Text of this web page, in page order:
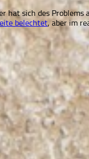
hat sich des
belechtet, aber im